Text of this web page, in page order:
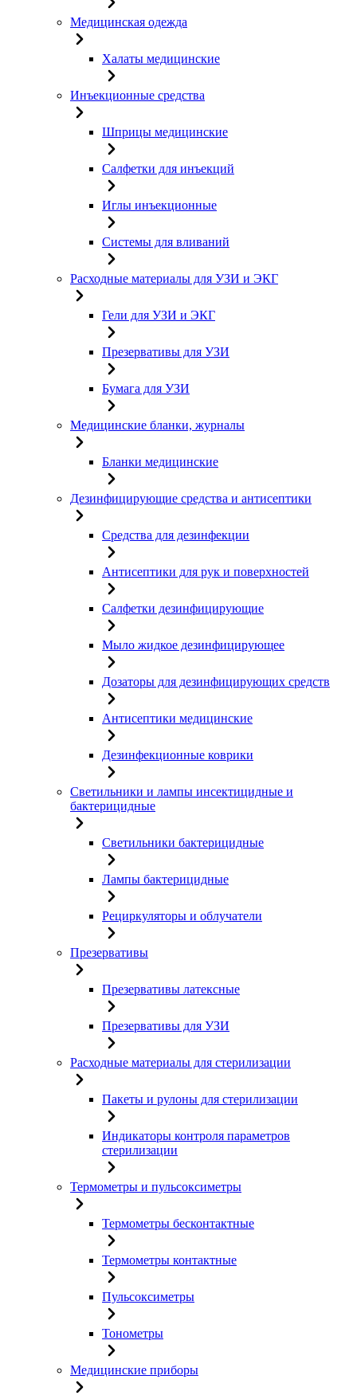
Медицинская одежда
Халаты медицинские
Инъекционные средства
Шприцы медицинские
Салфетки для инъекций
Иглы инъекционные
Системы для вливаний
Расходные материалы для УЗИ и ЭКГ
Гели для УЗИ и ЭКГ
Презервативы для УЗИ
Бумага для УЗИ
Медицинские бланки, журналы
Бланки медицинские
Дезинфицирующие средства и антисептики
Средства для дезинфекции
Антисептики для рук и поверхностей
Салфетки дезинфицирующие
Мыло жидкое дезинфицирующее
Дозаторы для дезинфицирующих средств
Антисептики медицинские
Дезинфекционные коврики
Светильники и лампы инсектицидные и
бактерицидные
Светильники бактерицидные
Лампы бактерицидные
Рециркуляторы и облучатели
Презервативы
Презервативы латексные
Презервативы для УЗИ
Расходные материалы для стерилизации
Пакеты и рулоны для стерилизации
Индикаторы контроля параметров
стерилизации
Термометры и пульсоксиметры
Термометры бесконтактные
Термометры контактные
Пульсоксиметры
Тонометры
Медицинские приборы